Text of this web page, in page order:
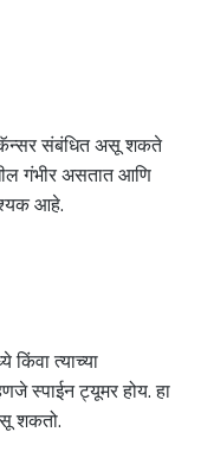
कॅन्सर संबंधित असू शकते
गंभीर असतात आणि
आहे.
किंवा त्याच्या
स्पाईन ट्यूमर होय. हा
शकतो.